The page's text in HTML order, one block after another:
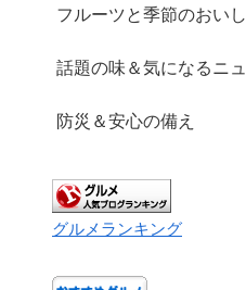
フルーツと季節のおい
話題の味＆気になるニ
防災＆安心の備え
グルメランキング